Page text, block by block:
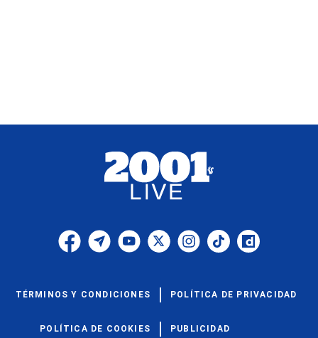
TÉRMINOS Y CONDICIONES POLÍTICA DE PRIVACIDAD
POLÍTICA DE COOKIES PUBLICIDAD